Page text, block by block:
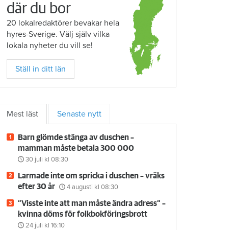
där du bor
20 lokalredaktörer bevakar hela
hyres-Sverige. Välj själv vilka
lokala nyheter du vill se!
Ställ in ditt län
Mest läst Senaste nytt
Barn glömde stänga av duschen –
mamman måste betala 300 000
30 juli kl 08:30
Larmade inte om spricka i duschen – vräks
efter 30 år
4 augusti kl 08:30
”Visste inte att man måste ändra adress” –
kvinna döms för folkbokföringsbrott
24 juli kl 16:10